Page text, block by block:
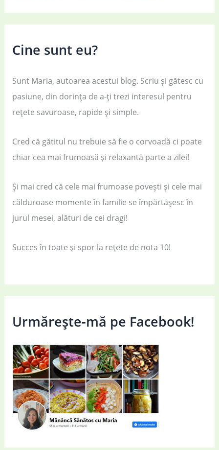
Cine sunt eu?
Sunt Maria, autoarea acestui blog. Scriu și gătesc cu
pasiune, din dorința de a-ți trezi interesul pentru
rețete savuroase, rapide și simple.
Cred că gătitul nu trebuie să fie o corvoadă ci poate
chiar cea mai frumoasă și relaxantă parte a zilei!
Și mai cred că cele mai frumoase povești și cele mai
călduroase momente în familie se împărtășesc în
jurul mesei, alături de cei dragi!
Succes în toate și spor la rețete de nota 10!
Urmărește-mă pe Facebook!